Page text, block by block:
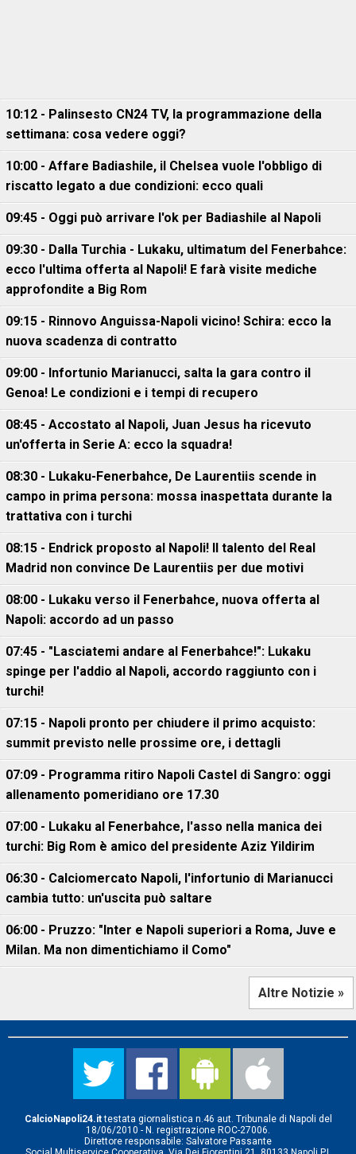
10:12 - Palinsesto CN24 TV, la programmazione della
settimana: cosa vedere oggi?
10:00 - Affare Badiashile, il Chelsea vuole l'obbligo di
riscatto legato a due condizioni: ecco quali
09:45 - Oggi può arrivare l'ok per Badiashile al Napoli
09:30 - Dalla Turchia - Lukaku, ultimatum del Fenerbahce:
ecco l'ultima offerta al Napoli! E farà visite mediche
approfondite a Big Rom
09:15 - Rinnovo Anguissa-Napoli vicino! Schira: ecco la
nuova scadenza di contratto
09:00 - Infortunio Marianucci, salta la gara contro il
Genoa! Le condizioni e i tempi di recupero
08:45 - Accostato al Napoli, Juan Jesus ha ricevuto
un'offerta in Serie A: ecco la squadra!
08:30 - Lukaku-Fenerbahce, De Laurentiis scende in
campo in prima persona: mossa inaspettata durante la
trattativa con i turchi
08:15 - Endrick proposto al Napoli! Il talento del Real
Madrid non convince De Laurentiis per due motivi
08:00 - Lukaku verso il Fenerbahce, nuova offerta al
Napoli: accordo ad un passo
07:45 - "Lasciatemi andare al Fenerbahce!": Lukaku
spinge per l'addio al Napoli, accordo raggiunto con i
turchi!
07:15 - Napoli pronto per chiudere il primo acquisto:
summit previsto nelle prossime ore, i dettagli
07:09 - Programma ritiro Napoli Castel di Sangro: oggi
allenamento pomeridiano ore 17.30
07:00 - Lukaku al Fenerbahce, l'asso nella manica dei
turchi: Big Rom è amico del presidente Aziz Yildirim
06:30 - Calciomercato Napoli, l'infortunio di Marianucci
cambia tutto: un'uscita può saltare
06:00 - Pruzzo: "Inter e Napoli superiori a Roma, Juve e
Milan. Ma non dimentichiamo il Como"
Altre Notizie »
CalcioNapoli24.ittestata giornalistica n.46 aut. Tribunale di Napoli del
18/06/2010 - N. registrazione ROC-27006.
Direttore responsabile: Salvatore Passante